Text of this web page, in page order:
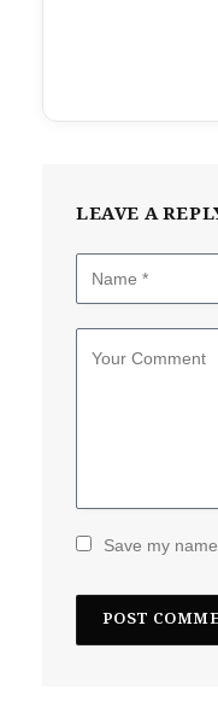
LEAVE A
Save my